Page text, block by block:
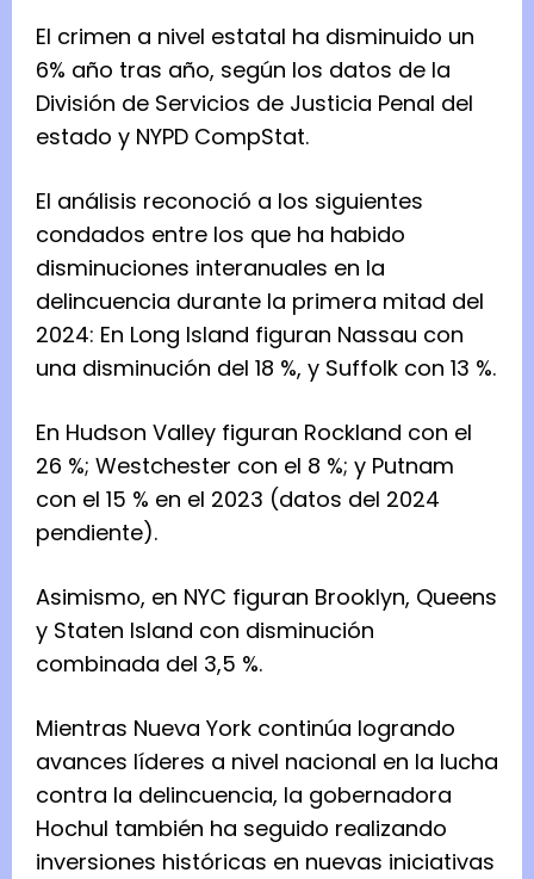
El crimen a nivel estatal ha disminuido un
6% año tras año, según los datos de la
División de Servicios de Justicia Penal del
estado y NYPD CompStat.
El análisis reconoció a los siguientes
condados entre los que ha habido
disminuciones interanuales en la
delincuencia durante la primera mitad del
2024: En Long Island figuran Nassau con
una disminución del 18 %, y Suffolk con 13 %.
En Hudson Valley figuran Rockland con el
26 %; Westchester con el 8 %; y Putnam
con el 15 % en el 2023 (datos del 2024
pendiente).
Asimismo, en NYC figuran Brooklyn, Queens
y Staten Island con disminución
combinada del 3,5 %.
Mientras Nueva York continúa logrando
avances líderes a nivel nacional en la lucha
contra la delincuencia, la gobernadora
Hochul también ha seguido realizando
inversiones históricas en nuevas iniciativas